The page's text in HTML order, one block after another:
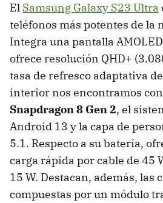
El Samsung Galaxy S23 Ultra
teléfonos más potentes de la
Integra una pantalla
ofrece resolución QHD+
tasa de refresco adaptativa
interior nos encontramos
Snapdragon 8 Gen 2, el
Android 13 y la capa de
5.1. Respecto a su batería,
carga rápida por cable de 45
15 W. Destacan, además, las
compuestas por un módulo